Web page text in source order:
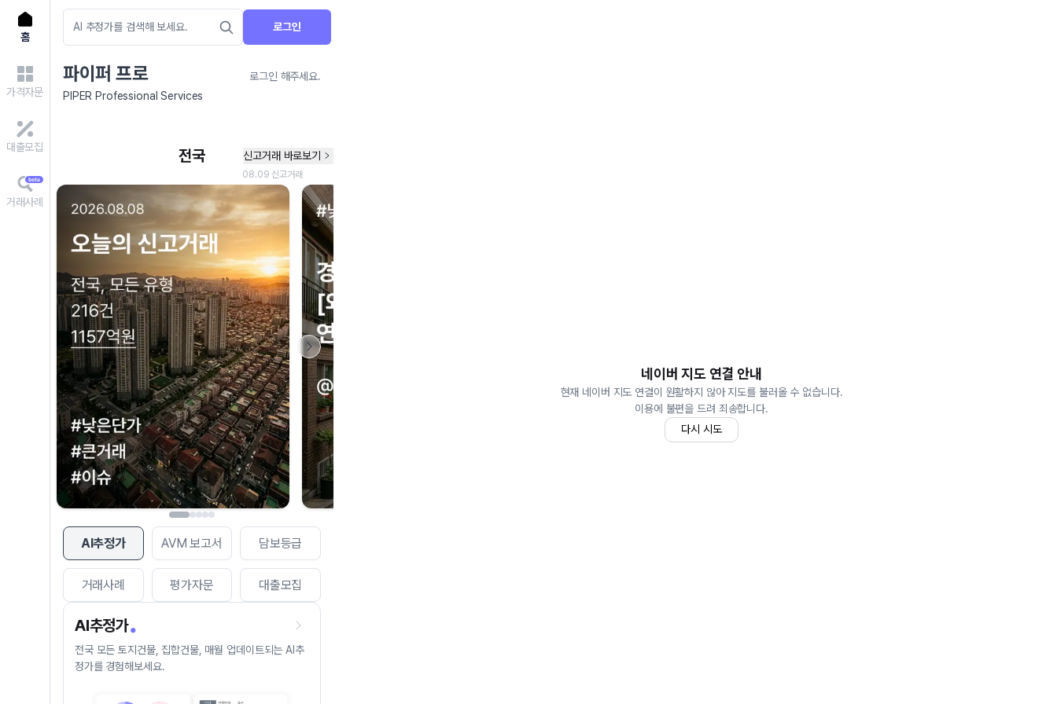
홈
가격자문
대출모집
거래사례
로그인
파이퍼 프로
로그인 해주세요.
PIPER Professional Services
AI추정가 AVM 보고서 담보등급
거래사례 평가자문 대출모집
AI추정가
전국 모든 토지건물, 집합건물, 매월 업데이트되는 AI추
정가를 경험해보세요.
네이버 지도 연결 안내
현재 네이버 지도 연결이 원활하지 않아 지도를 불러올 수 없습니다.
이용에 불편을 드려 죄송합니다.
다시 시도